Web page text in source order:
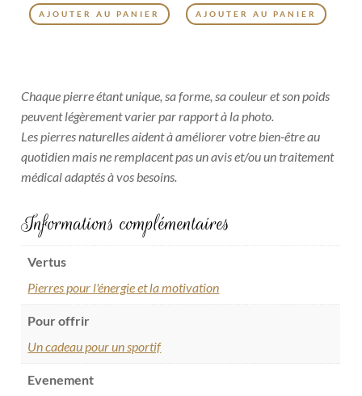
AJOUTER AU PANIER AJOUTER AU PANIER
Chaque pierre étant unique, sa forme, sa couleur et son poids
peuvent légèrement varier par rapport à la photo.
Les pierres naturelles aident à améliorer votre bien-être au
quotidien mais ne remplacent pas un avis et/ou un traitement
médical adaptés à vos besoins.
Informations complémentaires
Vertus
Pierres pour l'énergie et la motivation
Pour offrir
Un cadeau pour un sportif
Evenement